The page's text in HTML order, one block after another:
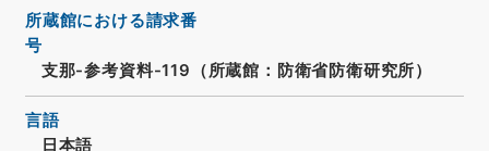
所蔵館における請求番
号
支那-参考資料-119（所蔵館：防衛省防衛研究所）
言語
日本語